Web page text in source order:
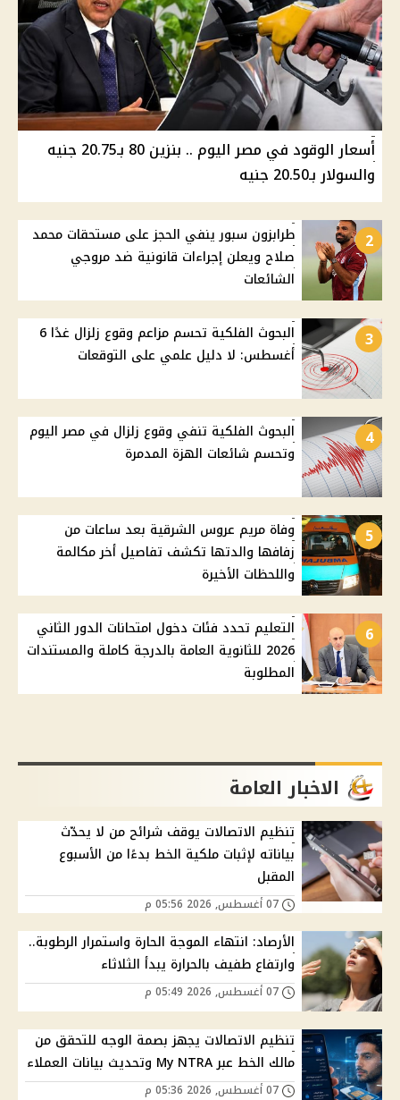
أسعار الوقود في مصر اليوم .. بنزين 80 بـ20.75 جنيه
والسولار بـ20.50 جنيه
2
طرابزون سبور ينفي الحجز على مستحقات محمد
صلاح ويعلن إجراءات قانونية ضد مروجي
الشائعات
3
البحوث الفلكية تحسم مزاعم وقوع زلزال غدًا 6
أغسطس: لا دليل علمي على التوقعات
4
البحوث الفلكية تنفي وقوع زلزال في مصر اليوم
وتحسم شائعات الهزة المدمرة
5
وفاة مريم عروس الشرقية بعد ساعات من
زفافها والدتها تكشف تفاصيل أخر مكالمة
واللحظات الأخيرة
6
التعليم تحدد فئات دخول امتحانات الدور الثاني
2026 للثانوية العامة بالدرجة كاملة والمستندات
المطلوبة
الاخبار العامة
تنظيم الاتصالات يوقف شرائح من لا يحدّث
بياناته لإثبات ملكية الخط بدءًا من الأسبوع
المقبل
الأرصاد: انتهاء الموجة الحارة واستمرار الرطوبة..
وارتفاع طفيف بالحرارة يبدأ الثلاثاء
تنظيم الاتصالات يجهز بصمة الوجه للتحقق من
مالك الخط عبر My NTRA وتحديث بيانات العملاء